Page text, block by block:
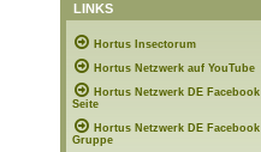
LINKS
Hortus Insectorum
Hortus Netzwerk auf YouTube
Hortus Netzwerk DE Facebook
Seite
Hortus Netzwerk DE Facebook
Gruppe